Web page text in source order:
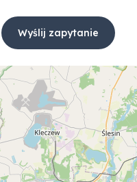
Wyślij zapytanie